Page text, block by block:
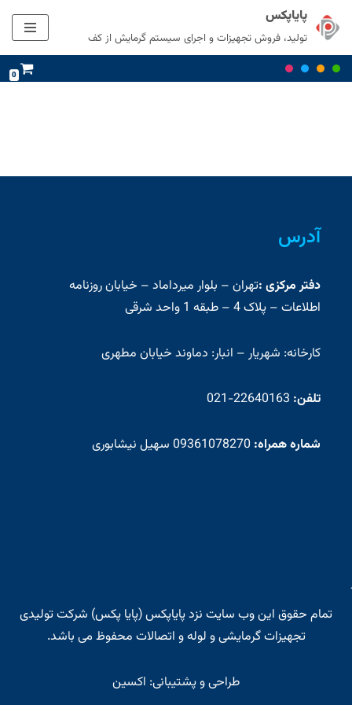
پرش
به
محتوا
پایاپکس
تولید، فروش تجهیزات و اجرای سیستم گرمایش از کف
0
آدرس
دفتر مرکزی :تهران – بلوار میرداماد – خیابان روزنامه
اطلاعات – پلاک 4 – طبقه 1 واحد شرقی
کارخانه: شهریار – انبار: دماوند خیابان مطهری
تلفن: 22640163-021
شماره همراه: 09361078270 سهیل نیشابوری
تمام حقوق این وب سایت نزدپایاپکس(پایا پکس) شرکت تولیدی
تجهیزات گرمایشی و لوله و اتصالات محفوظ می باشد.
طراحی و پشتیبانی: اکسین